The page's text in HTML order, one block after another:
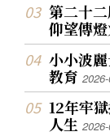
第二十
仰望傳
小小波
教育
12年牢
人生